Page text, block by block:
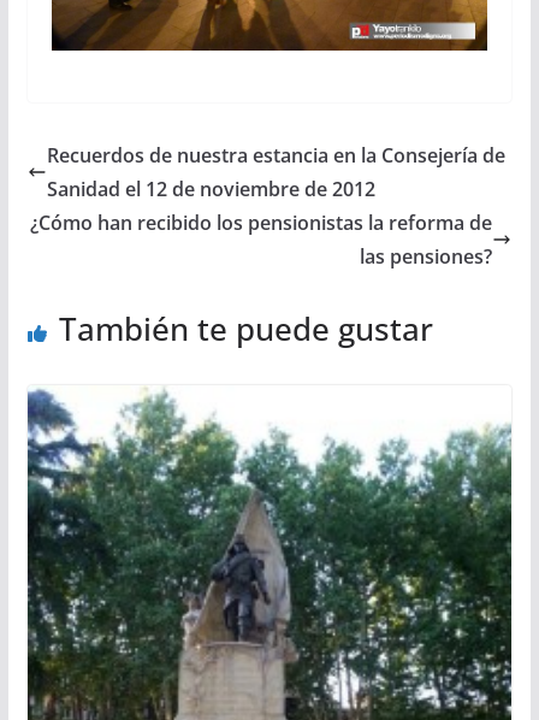
Recuerdos de nuestra estancia en la Consejería de
Sanidad el 12 de noviembre de 2012
¿Cómo han recibido los pensionistas la reforma de
las pensiones?
También te puede gustar